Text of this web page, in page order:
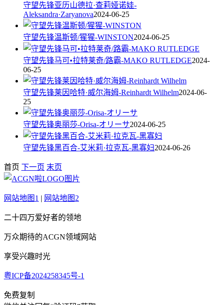
守望先锋亚历山德拉·查莉娅诺娃-
Aleksandra·Zaryanova2024-06-25
守望先锋温斯顿/猩猩-WINSTON2024-06-25
守望先锋马可•拉特莱奇/路霸-MAKO RUTLEDGE2024-
06-25
守望先锋莱因哈特·威尔海姆-Reinhardt Wilhelm2024-06-
25
守望先锋奥丽莎-Orisa-オリーサ2024-06-25
守望先锋黑百合-艾米莉·拉克瓦-黑寡妇2024-06-26
首页 下一页 末页
网站地图1 | 网站地图2
二十四万爱好者的领地
万众期待的ACGN领域网站
享受兴趣时光
粤ICP备2024258345号-1
免费复制